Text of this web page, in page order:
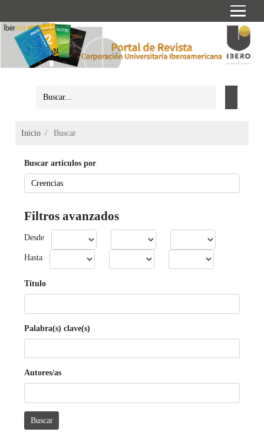
Inicio Buscar
Buscar artículos por
Filtros avanzados
Desde
Hasta
Título
Palabra(s) clave(s)
Autores/as
Buscar